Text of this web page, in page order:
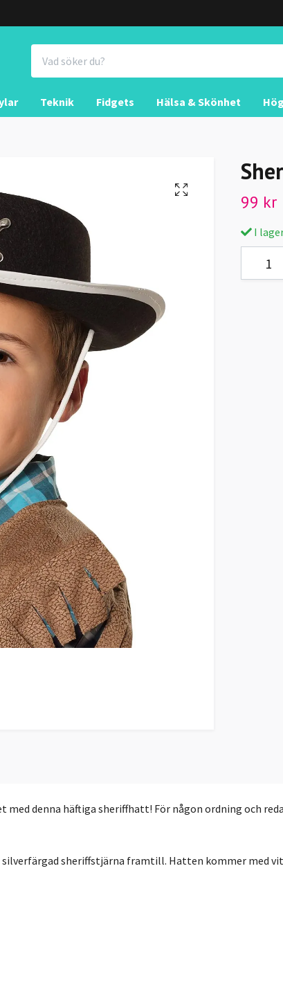
Teknik Fidgets Hälsa & Skönhet
99 kr
I
denna häftiga sheriffhatt! För någon ordning och
sheriffstjärna framtill. Hatten kommer med